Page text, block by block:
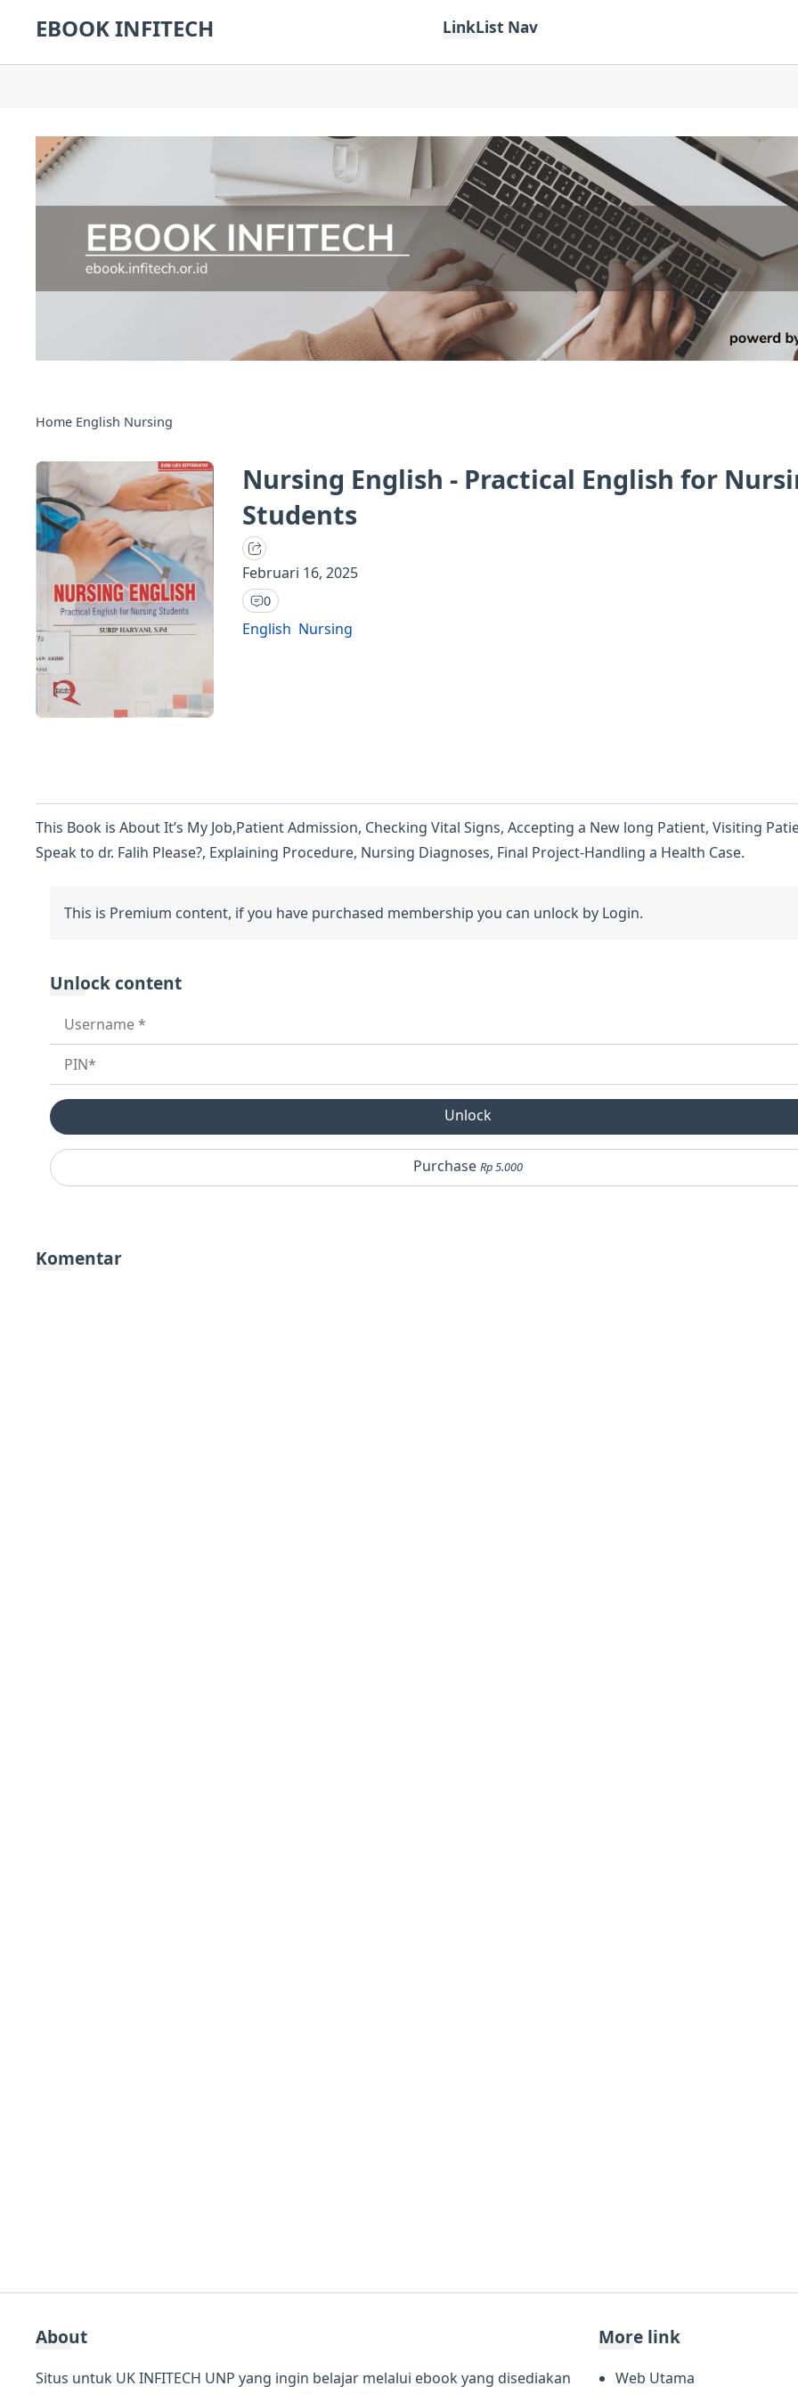
EBOOK INFITECH LinkList Nav
Home English Nursing
Nursing English - Practical English for
Students
Februari 16, 2025
0
English Nursing
This Book is About It’s My Job,Patient Admission, Checking Vital Signs, Accepting a New long Patient, Visiting
Speak to dr. Falih Please?, Explaining Procedure, Nursing Diagnoses, Final Project-Handling a Health Case.
Unlock
Purchase Rp 5.000
Komentar
About
Situs untuk UK INFITECH UNP yang ingin belajar melalui ebook yang disediakan
More link
Web Utama